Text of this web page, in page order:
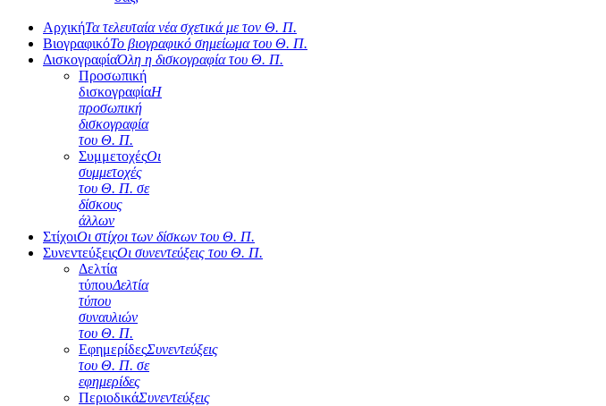
ΑρχικήΤα τελευταία νέα σχετικά με τον Θ. Π.
ΒιογραφικόΤο βιογραφικό σημείωμα του Θ. Π.
ΔισκογραφίαΌλη η δισκογραφία του Θ. Π.
Προσωπική
δισκογραφίαΗ
προσωπική
δισκογραφία
του Θ. Π.
ΣυμμετοχέςΟι
συμμετοχές
του Θ. Π. σε
δίσκους
άλλων
ΣτίχοιΟι στίχοι των δίσκων του Θ. Π.
ΣυνεντεύξειςΟι συνεντεύξεις του Θ. Π.
Δελτία
τύπουΔελτία
τύπου
συναυλιών
του Θ. Π.
ΕφημερίδεςΣυνεντεύξεις
του Θ. Π. σε
εφημερίδες
ΠεριοδικάΣυνεντεύξεις